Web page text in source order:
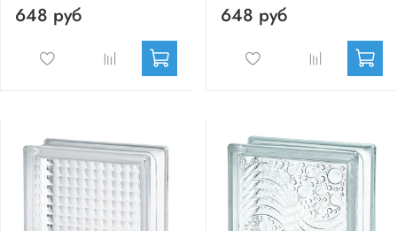
648 руб 648 руб